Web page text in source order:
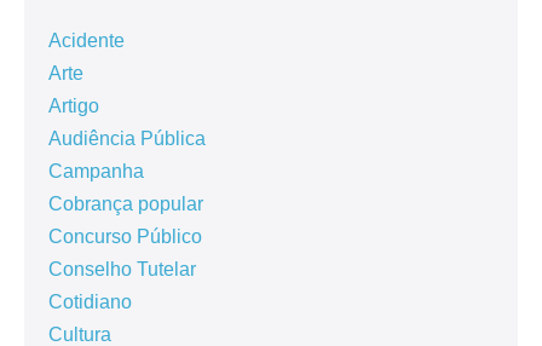
Acidente
Arte
Artigo
Audiência Pública
Campanha
Cobrança popular
Concurso Público
Conselho Tutelar
Cotidiano
Cultura